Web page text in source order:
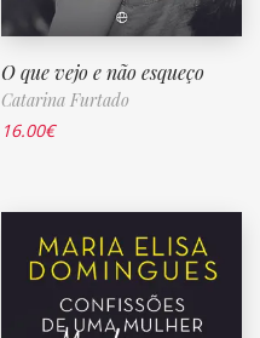
O que vejo e não esqueço
Catarina Furtado
16.00€